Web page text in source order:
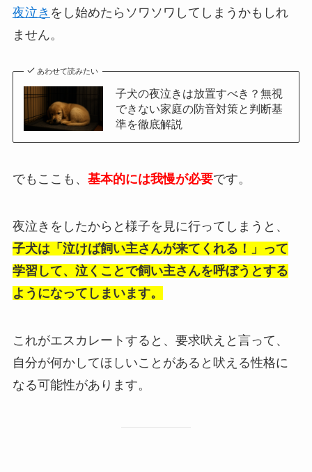
夜泣き をし始めたらソワソワしてしまうかもしれ
ません。
あわせて読みたい
子犬の夜泣きは放置すべき？無視
できない家庭の防音対策と判断基
準を徹底解説
でもここも、 基本的には我慢が必要です。
夜泣きをしたからと様子を見に行ってしまうと、
子犬は「泣けば飼い主さんが来てくれる！」って
学習して、泣くことで飼い主さんを呼ぼうとする
ようになってしまいます。
これがエスカレートすると、要求吠えと言って、
自分が何かしてほしいことがあると吠える性格に
なる可能性があります。